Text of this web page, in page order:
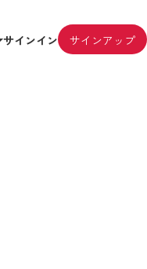
サインイン サインアップ